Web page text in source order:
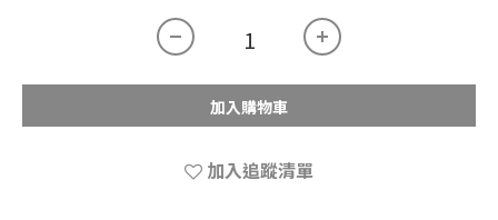
加入購物車
加入追蹤清單